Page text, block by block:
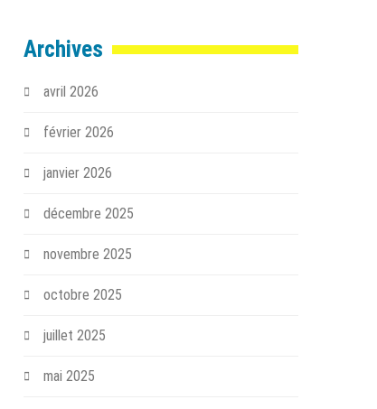
Archives
avril 2026
février 2026
janvier 2026
décembre 2025
novembre 2025
octobre 2025
juillet 2025
mai 2025